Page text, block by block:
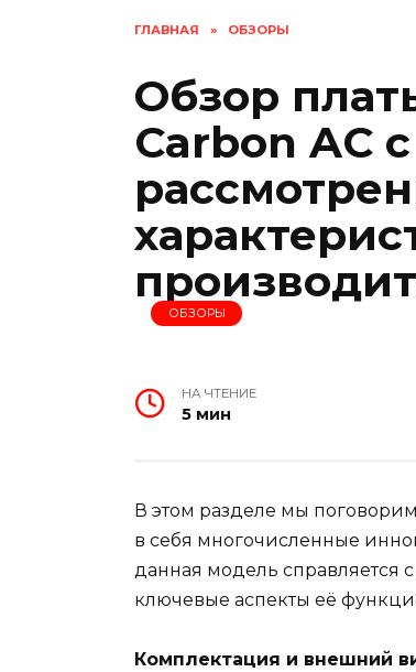
ГЛАВНАЯ » ОБЗОРЫ
Обзор
Carbon AC
ОБЗОРЫ
НА ЧТЕНИЕ
5 мин
В этом разделе мы
в себя многочисленные
данная модель справляется
ключевые аспекты её
Комплектация и внешний